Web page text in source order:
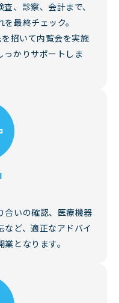
、診察、会計まで、
最終チェック。
招いて内覧会を実施
っかりサポートしま
合いの確認、医療機器
ど、適正なアドバイ
となります。